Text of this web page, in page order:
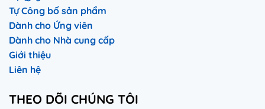
Tự Công bố sản phẩm
Dành cho Ứng viên
Dành cho Nhà cung cấp
Giới thiệu
Liên hệ
THEO DÕI CHÚNG TÔI